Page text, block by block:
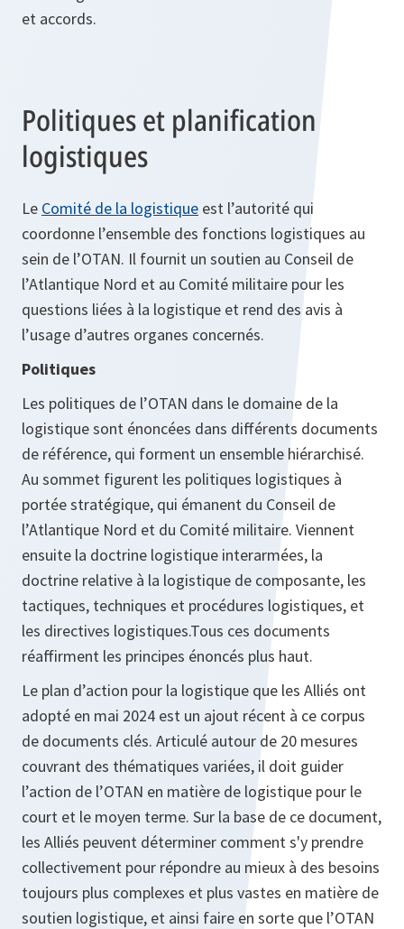
et accords.
Politiques et planification
logistiques
Le Comité de la logistique est l’autorité qui
coordonne l’ensemble des fonctions logistiques au
sein de l’OTAN. Il fournit un soutien au Conseil de
l’Atlantique Nord et au Comité militaire pour les
questions liées à la logistique et rend des avis à
l’usage d’autres organes concernés.
Politiques
Les politiques de l’OTAN dans le domaine de la
logistique sont énoncées dans différents documents
de référence, qui forment un ensemble hiérarchisé.
Au sommet figurent les politiques logistiques à
portée stratégique, qui émanent du Conseil de
l’Atlantique Nord et du Comité militaire. Viennent
ensuite la doctrine logistique interarmées, la
doctrine relative à la logistique de composante, les
tactiques, techniques et procédures logistiques, et
les directives logistiques.Tous ces documents
réaffirment les principes énoncés plus haut.
Le plan d’action pour la logistique que les Alliés ont
adopté en mai 2024 est un ajout récent à ce corpus
de documents clés. Articulé autour de 20 mesures
couvrant des thématiques variées, il doit guider
l’action de l’OTAN en matière de logistique pour le
court et le moyen terme. Sur la base de ce document,
les Alliés peuvent déterminer comment s'y prendre
collectivement pour répondre au mieux à des besoins
toujours plus complexes et plus vastes en matière de
soutien logistique, et ainsi faire en sorte que l’OTAN